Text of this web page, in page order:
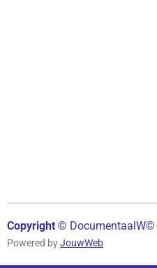
Copyright © DocumentaalW©
Powered byJouwWeb